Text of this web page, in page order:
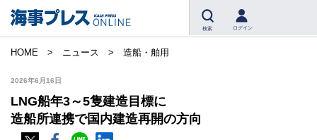
検索 ログイン
HOME ニュース 造船・舶用
2026年6月16日
LNG船年3～5隻建造目標に
造船所連携で国内建造再開の方向